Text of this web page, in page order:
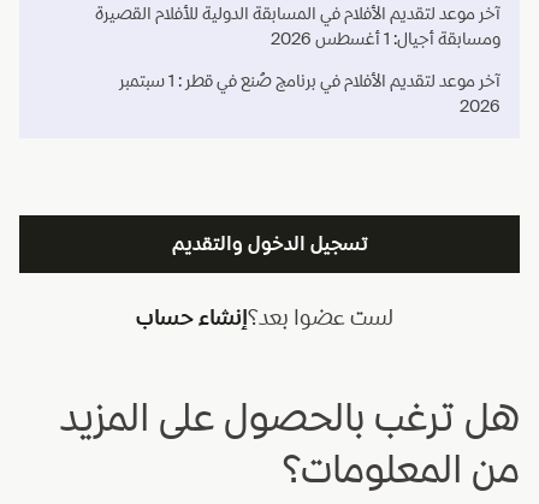
آخر موعد لتقديم الأفلام في المسابقة الدولية للأفلام القصيرة
ومسابقة أجيال: 1 أغسطس 2026
آخر موعد لتقديم الأفلام في برنامج صُنع في قطر : 1 سبتمبر
2026
تسجيل الدخول والتقديم
لست عضوا بعد؟إنشاء حساب
هل ترغب بالحصول على المزيد
من المعلومات؟